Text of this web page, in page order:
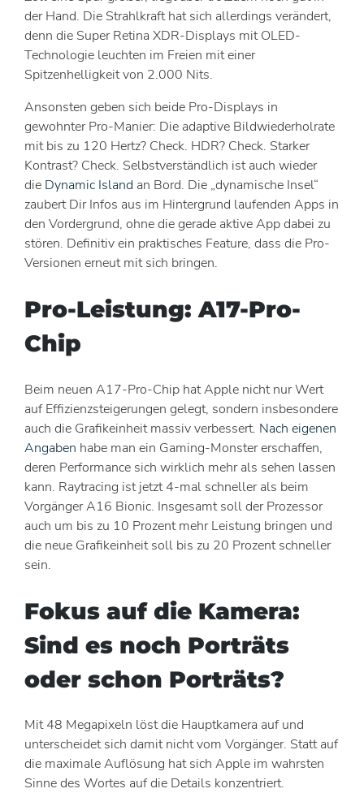
der Hand. Die Strahlkraft hat sich allerdings verändert,
denn die Super Retina XDR-Displays mit OLED-
Technologie leuchten im Freien mit einer
Spitzenhelligkeit von 2.000 Nits.
Ansonsten geben sich beide Pro-Displays in
gewohnter Pro-Manier: Die adaptive Bildwiederholrate
mit bis zu 120 Hertz? Check. HDR? Check. Starker
Kontrast? Check. Selbstverständlich ist auch wieder
die Dynamic Island an Bord. Die „dynamische Insel“
zaubert Dir Infos aus im Hintergrund laufenden Apps in
den Vordergrund, ohne die gerade aktive App dabei zu
stören. Definitiv ein praktisches Feature, dass die Pro-
Versionen erneut mit sich bringen.
Pro-Leistung: A17-Pro-
Chip
Beim neuen A17-Pro-Chip hat Apple nicht nur Wert
auf Effizienzsteigerungen gelegt, sondern insbesondere
auch die Grafikeinheit massiv verbessert. Nach eigenen
Angaben habe man ein Gaming-Monster erschaffen,
deren Performance sich wirklich mehr als sehen lassen
kann. Raytracing ist jetzt 4-mal schneller als beim
Vorgänger A16 Bionic. Insgesamt soll der Prozessor
auch um bis zu 10 Prozent mehr Leistung bringen und
die neue Grafikeinheit soll bis zu 20 Prozent schneller
sein.
Fokus auf die Kamera:
Sind es noch Porträts
oder schon Porträts?
Mit 48 Megapixeln löst die Hauptkamera auf und
unterscheidet sich damit nicht vom Vorgänger. Statt auf
die maximale Auflösung hat sich Apple im wahrsten
Sinne des Wortes auf die Details konzentriert.